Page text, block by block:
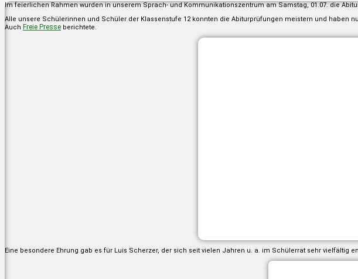
Im feierlichen Rahmen wurden in unserem Sprach- und Kommunikationszentrum am Samstag, 01.07. die
Alle unsere Schülerinnen und Schüler der Klassenstufe 12 konnten die Abiturprüfungen meistern und haben
Auch Freie Presse berichtete.
Eine besondere Ehrung gab es für Luis Scherzer, der sich seit vielen Jahren u. a. im Schülerrat sehr vielfältig